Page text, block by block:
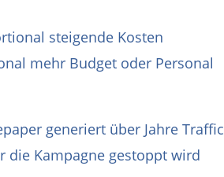
steigende Kosten
mehr Budget oder Personal
generiert über Jahre Traffic
die Kampagne gestoppt wird